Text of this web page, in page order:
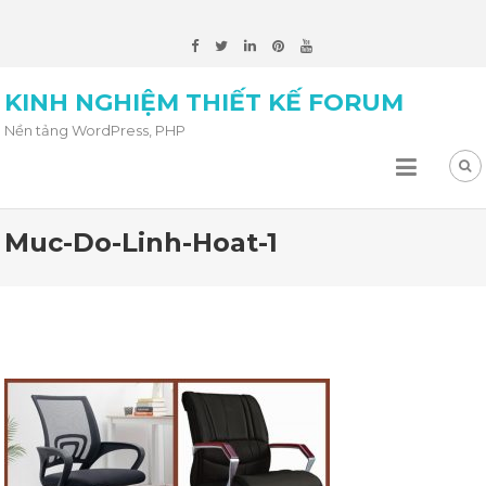
KINH NGHIỆM THIẾT KẾ FORUM
Nền tảng WordPress, PHP
Muc-Do-Linh-Hoat-1